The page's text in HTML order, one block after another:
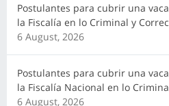
Postulantes para cubrir una
la Fiscalía en lo Criminal y
6 August, 2026
Postulantes para cubrir una
la Fiscalía Nacional en lo
6 August, 2026